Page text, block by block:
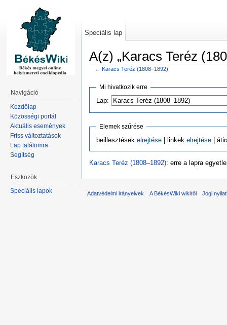
A(z) „Karacs Teréz
← Karacs Teréz (1808–1892)
Mi hivatkozik erre
Lap:
Elemek szűrése
beillesztések elrejtése| linkek elrejtése|
Karacs Teréz (1808–1892): erre a lapra
Speciális lap
Navigáció
Kezdőlap
Közösségi portál
Aktuális események
Friss változtatások
Lap találomra
Segítség
Eszközök
Speciális lapok
Adatvédelmi irányelvek A BékésWiki wikiről Jogi